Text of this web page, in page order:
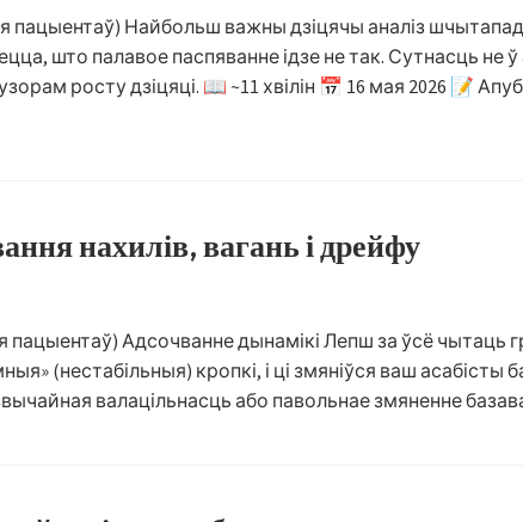
пацыентаў) Найбольш важны дзіцячы аналіз
што палавое паспяванне ідзе не так. Сутнасць не
росту дзіцяці. 📖 ~11 хвілін 📅 16 мая 2026 📝
нахилів, вагань і дрейфу
Адсочванне дынамікі Лепш за ўсё чытаць
(нестабільныя) кропкі, і ці змяніўся ваш асабісты
валацільнасць або павольнае змяненне